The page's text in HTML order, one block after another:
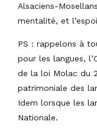
Alsaciens-
mentalité, et
PS : rappelons à
pour les langues,
de la loi Molac du
patrimoniale des
Idem lorsque les
Nationale.